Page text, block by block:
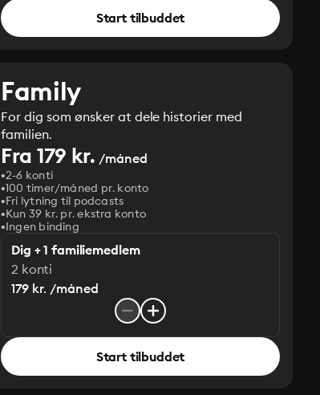
Start tilbuddet
Family
For dig som ønsker at dele historier med
familien.
Fra 179 kr. /måned
2-6 konti
100 timer/måned pr. konto
Fri lytning til podcasts
Kun 39 kr. pr. ekstra konto
Ingen binding
Dig + 1 familiemedlem
2 konti
179 kr. /måned
Start tilbuddet